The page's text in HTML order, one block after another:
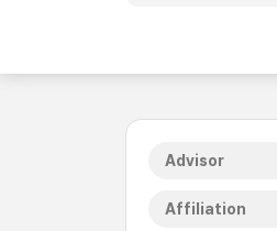
Advisor
Affiliation